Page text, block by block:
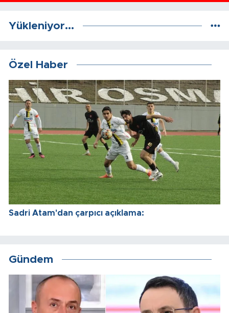
Yükleniyor...
Özel Haber
Sadri Atam'dan çarpıcı açıklama:
Gündem